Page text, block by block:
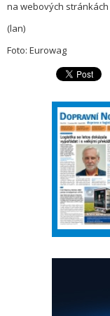
na webových
(lan)
Foto: Eurowag